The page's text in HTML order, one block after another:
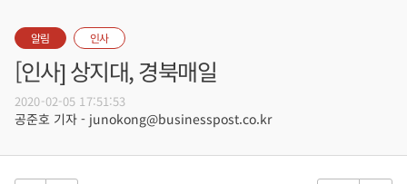
알림 인사
[인사] 상지대, 경북매일
2020-02-05 17:51:53
공준호 기자 - junokong@businesspost.co.kr